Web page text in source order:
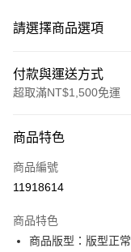
請選擇商品選項
付款與運送方式
超取滿NT$1,500免運
信用卡一次付款
信用卡分期付款
合作金庫商業銀行
華南商業銀行
超商取貨付款
商品特色
商品編號
11918614
商品特色
商品版型：版型正常